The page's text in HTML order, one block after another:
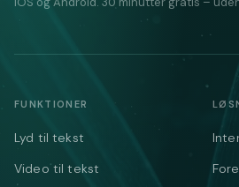
FUNKTIONER
Lyd til tekst
Video til tekst